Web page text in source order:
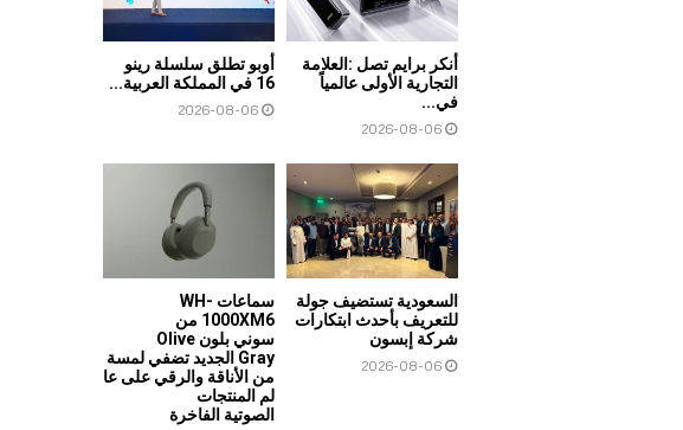
أنكر برايم تصل :العلامة
التجارية الأولى عالمياً
في...
2026-08-06
أوبو تطلق سلسلة رينو
16 في المملكة العربية...
2026-08-06
السعودية تستضيف جولة
للتعريف بأحدث ابتكارات
شركة إبسون
2026-08-06
سماعات WH-
1000XM6 من
سوني بلون Olive
Gray الجديد تضفي لمسة
من الأناقة والرقي على عا
لم المنتجات
الصوتية الفاخرة